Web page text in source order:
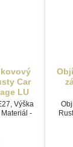
Car
LU
Výška
-